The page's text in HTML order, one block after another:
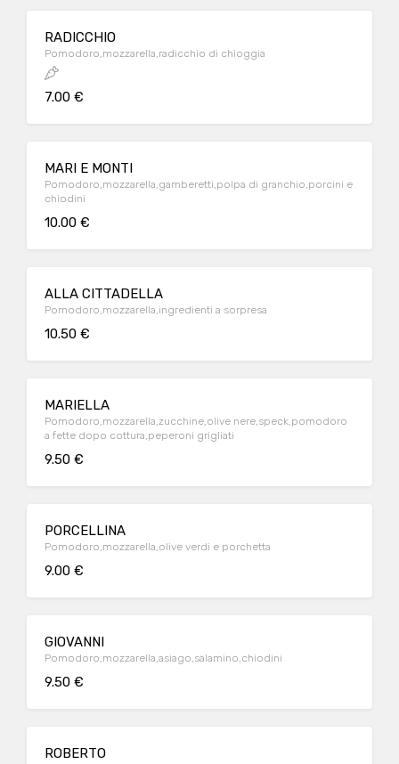
RADICCHIO
Pomodoro,mozzarella,radicchio di chioggia
7.00 €
MARI E MONTI
Pomodoro,mozzarella,gamberetti,polpa di granchio,porcini e
chiodini
10.00 €
ALLA CITTADELLA
Pomodoro,mozzarella,ingredienti a sorpresa
10.50 €
MARIELLA
Pomodoro,mozzarella,zucchine,olive nere,speck,pomodoro
a fette dopo cottura,peperoni grigliati
9.50 €
PORCELLINA
Pomodoro,mozzarella,olive verdi e porchetta
9.00 €
GIOVANNI
Pomodoro,mozzarella,asiago,salamino,chiodini
9.50 €
ROBERTO